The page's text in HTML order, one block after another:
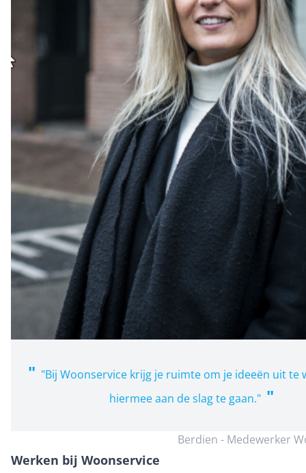
"Bij Woonservice krijg je ruimte om je ideeën uit te
hiermee aan de slag te gaan."
Berdien - Medewerker
Werken bij Woonservice